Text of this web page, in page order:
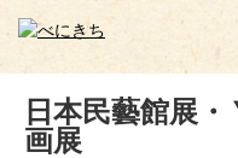
日本民藝館展
画展